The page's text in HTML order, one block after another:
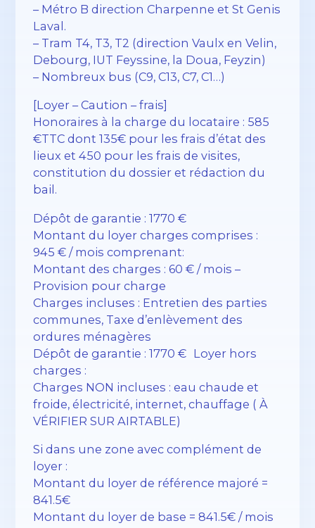
– Métro B direction Charpenne et St Genis
Laval.
– Tram T4, T3, T2 (direction Vaulx en Velin,
Debourg, IUT Feyssine, la Doua, Feyzin)
– Nombreux bus (C9, C13, C7, C1…)
[Loyer – Caution – frais]
Honoraires à la charge du locataire : 585
€TTC dont 135€ pour les frais d’état des
lieux et 450 pour les frais de visites,
constitution du dossier et rédaction du
bail.
Dépôt de garantie : 1770 €
Montant du loyer charges comprises :
945 € / mois comprenant:
Montant des charges : 60 € / mois –
Provision pour charge
Charges incluses : Entretien des parties
communes, Taxe d’enlèvement des
ordures ménagères
Dépôt de garantie : 1770 € Loyer hors
charges :
Charges NON incluses : eau chaude et
froide, électricité, internet, chauffage ( À
VÉRIFIER SUR AIRTABLE)
Si dans une zone avec complément de
loyer :
Montant du loyer de référence majoré =
841.5€
Montant du loyer de base = 841.5€ / mois